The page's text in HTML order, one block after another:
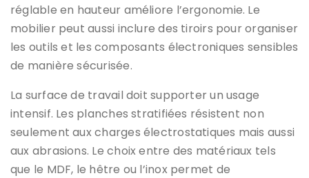
réglable en hauteur améliore l’ergonomie. Le
mobilier peut aussi inclure des tiroirs pour organiser
les outils et les composants électroniques sensibles
de manière sécurisée.
La surface de travail doit supporter un usage
intensif. Les planches stratifiées résistent non
seulement aux charges électrostatiques mais aussi
aux abrasions. Le choix entre des matériaux tels
que le MDF, le hêtre ou l’inox permet de